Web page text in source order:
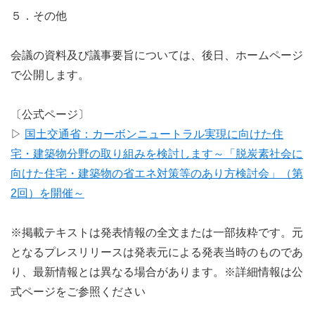
５．その他
会議の資料及び議事要旨については、後日、ホームページ
で公開します。
〔公式ページ〕
▷ 国土交通省：カーボンニュートラル実現に向けた住
宅・建築物分野の取り組みを検討します～「脱炭素社会に
向けた住宅・建築物の省エネ対策等のあり方検討会」（第
2回）を開催～
※掲載テキストは発表情報の全文または一部抜粋です。元
となるプレスリリースは発表元による発表当時のものであ
り、最新情報とは異なる場合があります。※詳細情報は公
式ページをご参照ください